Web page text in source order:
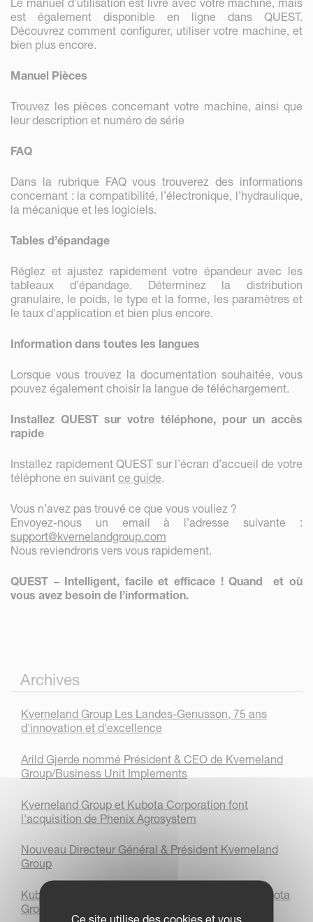
Le manuel d’utilisation est livré avec votre machine, mais
est également disponible en ligne dans QUEST.
Découvrez comment configurer, utiliser votre machine, et
bien plus encore.
Manuel Pièces
Trouvez les pièces concernant votre machine, ainsi que
leur description et numéro de série
FAQ
Dans la rubrique FAQ vous trouverez des informations
concernant : la compatibilité, l’électronique, l’hydraulique,
la mécanique et les logiciels.
Tables d’épandage
Réglez et ajustez rapidement votre épandeur avec les
tableaux d’épandage. Déterminez la distribution
granulaire, le poids, le type et la forme, les paramètres et
le taux d'application et bien plus encore.
Information dans toutes les langues
Lorsque vous trouvez la documentation souhaitée, vous
pouvez également choisir la langue de téléchargement.
Installez QUEST sur votre téléphone, pour un accès
rapide
Installez rapidement QUEST sur l’écran d’accueil de votre
téléphone en suivant ce guide.
Vous n’avez pas trouvé ce que vous vouliez ?
Envoyez-nous un email à l’adresse suivante :
support@kvernelandgroup.com
Nous reviendrons vers vous rapidement.
QUEST – Intelligent, facile et efficace ! Quand et où
vous avez besoin de l’information.
Archives
Kverneland Group Les Landes-Genusson, 75 ans
d'innovation et d'excellence
Arild Gjerde nommé Président & CEO de Kverneland
Group/Business Unit Implements
Kverneland Group et Kubota Corporation font
l'acquisition de Phenix Agrosystem
Nouveau Directeur Général & Président Kverneland
Group
Kubota (Europe) lance le "Centre de Solutions Kubota
Group" en ligne
Ce site utilise des cookies et vous